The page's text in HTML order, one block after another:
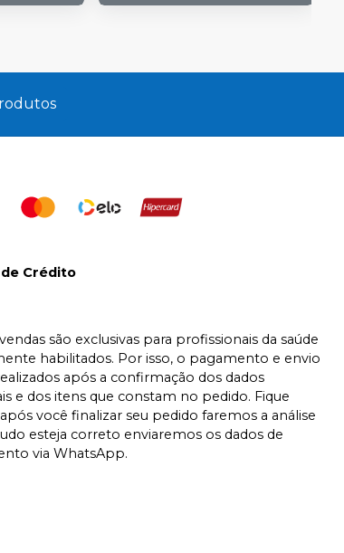
Crédito
são exclusivas para profissionais da saúde
habilitados. Por isso, o pagamento e envio
após a confirmação dos dados
e dos itens que constam no pedido. Fique
você finalizar seu pedido faremos a análise
esteja correto enviaremos os dados de
via WhatsApp.